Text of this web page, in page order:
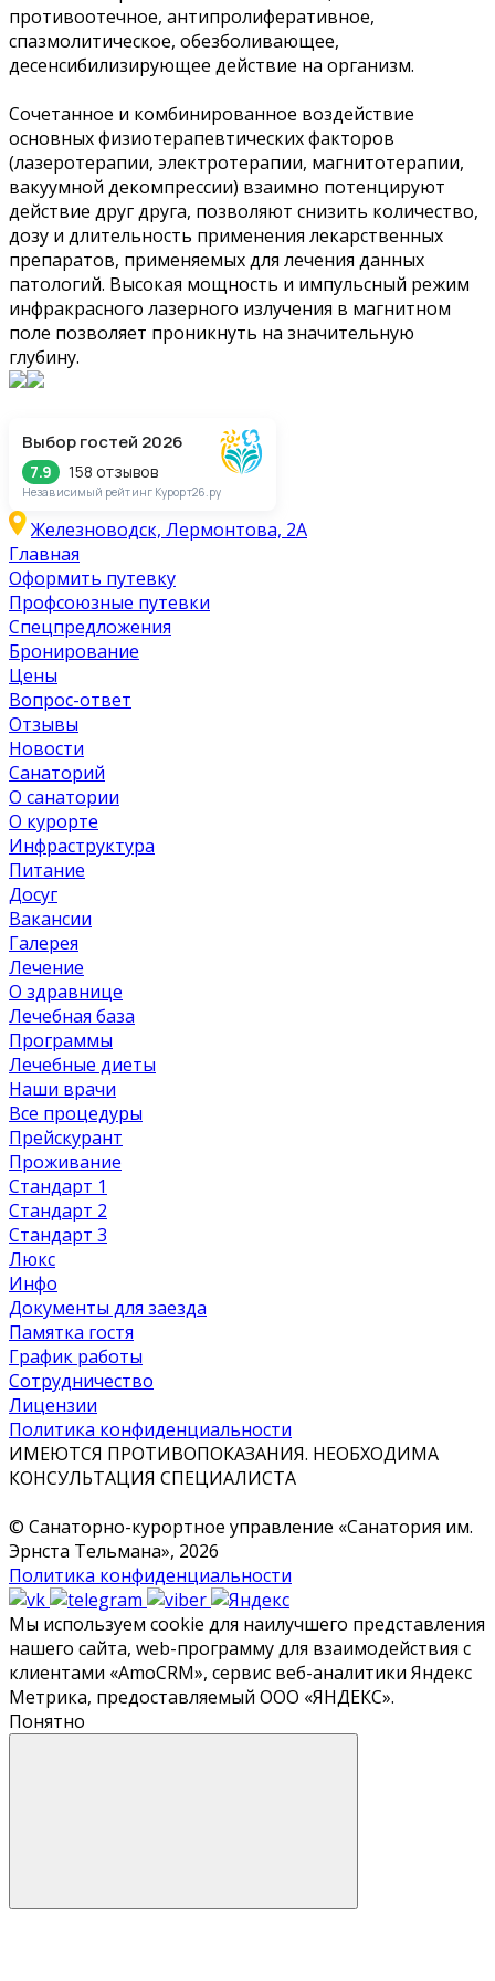
противоотечное, антипролиферативное,
спазмолитическое, обезболивающее,
десенсибилизирующее действие на организм.
Сочетанное и комбинированное воздействие
основных физиотерапевтических факторов
(лазеротерапии, электротерапии, магнитотерапии,
вакуумной декомпрессии) взаимно потенцируют
действие друг друга, позволяют снизить количество,
дозу и длительность применения лекарственных
препаратов, применяемых для лечения данных
патологий. Высокая мощность и импульсный режим
инфракрасного лазерного излучения в магнитном
поле позволяет проникнуть на значительную
глубину.
Выбор гостей 2026
7.9 158 отзывов
Независимый рейтинг Курорт26.ру
Железноводск, Лермонтова, 2А
Главная
Оформить путевку
Профсоюзные путевки
Спецпредложения
Бронирование
Цены
Вопрос-ответ
Отзывы
Новости
Санаторий
О санатории
О курорте
Инфраструктура
Питание
Досуг
Вакансии
Галерея
Лечение
О здравнице
Лечебная база
Программы
Лечебные диеты
Наши врачи
Все процедуры
Прейскурант
Проживание
Стандарт 1
Стандарт 2
Стандарт 3
Люкс
Инфо
Документы для заезда
Памятка гостя
График работы
Сотрудничество
Лицензии
Политика конфиденциальности
ИМЕЮТСЯ ПРОТИВОПОКАЗАНИЯ. НЕОБХОДИМА
КОНСУЛЬТАЦИЯ СПЕЦИАЛИСТА
© Санаторно-курортное управление «Санатория им.
Эрнста Тельмана», 2026
Политика конфиденциальности
Мы используем cookie для наилучшего представления
нашего сайта, web-программу для взаимодействия с
клиентами «‎AmoCRM»‎, сервис веб-аналитики Яндекс
Метрика, предоставляемый ООО «ЯНДЕКС».
Понятно